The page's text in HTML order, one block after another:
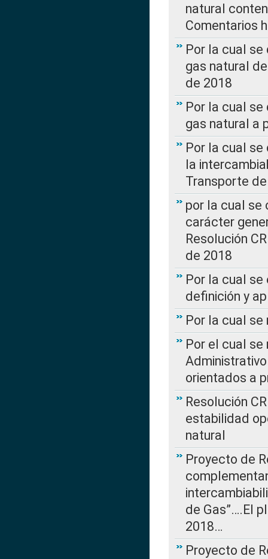
natural
Comentarios
Por la cual
gas natural
de 2018
Por la cual
gas natural a
Por la cual
la
Transporte
por la cual se
carácter
Resolución
de 2018
Por la cual
definición y
Por la cual
Por el cual
orientados a
Resolución
estabilidad
natural
Proyecto de
de Gas”….El
2018…
Proyecto de